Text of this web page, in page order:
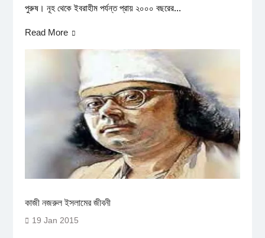
পুরুষ। নূহ থেকে ইবরাহীম পর্যন্ত প্রায় ২০০০ বছরের...
Read More
কাজী নজরুল ইসলামের জীবনী
19 Jan 2015